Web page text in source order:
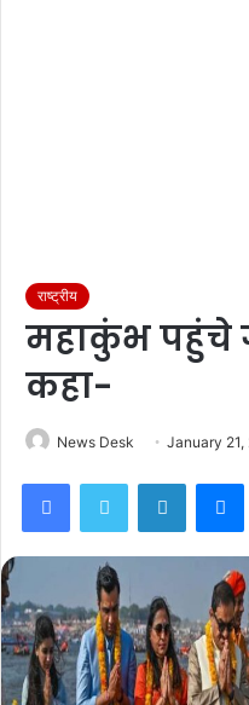
राष्ट्रीय
महाकुंभ पहुंचे
कहा-
News Desk January 21,